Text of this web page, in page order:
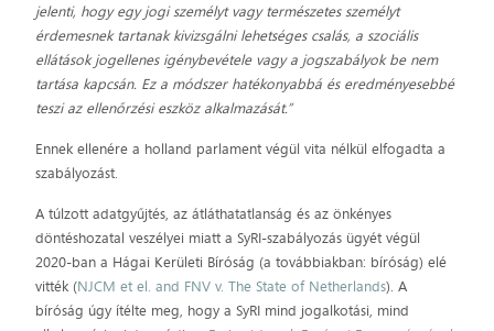
jelenti, hogy egy jogi személyt vagy természetes személyt
érdemesnek tartanak kivizsgálni lehetséges csalás, a szociális
ellátások jogellenes igénybevétele vagy a jogszabályok be nem
tartása kapcsán. Ez a módszer hatékonyabbá és eredményesebbé
teszi az ellenőrzési eszköz alkalmazását.”
Ennek ellenére a holland parlament végül vita nélkül elfogadta a
szabályozást.
A túlzott adatgyűjtés, az átláthatatlanság és az önkényes
döntéshozatal veszélyei miatt a SyRI-szabályozás ügyét végül
2020-ban a Hágai Kerületi Bíróság (a továbbiakban: bíróság) elé
vitték (NJCM et el. and FNV v. The State of Netherlands). A
bíróság úgy ítélte meg, hogy a SyRI mind jogalkotási, mind